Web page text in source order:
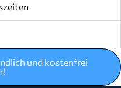
und kostenfrei